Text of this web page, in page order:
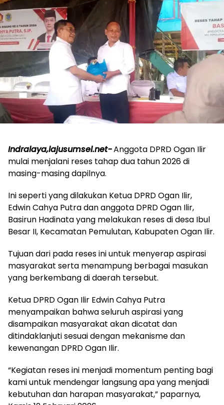
Indralaya,lajusumsel.net-Anggota DPRD Ogan Ilir
mulai menjalani reses tahap dua tahun 2026 di
masing-masing dapilnya.
Ini seperti yang dilakukan Ketua DPRD Ogan Ilir,
Edwin Cahya Putra dan anggota DPRD Ogan Ilir,
Basirun Hadinata yang melakukan reses di desa Ibul
Besar II, Kecamatan Pemulutan, Kabupaten Ogan Ilir.
Tujuan dari pada reses ini untuk menyerap aspirasi
masyarakat serta menampung berbagai masukan
yang berkembang di daerah tersebut.
Ketua DPRD Ogan Ilir Edwin Cahya Putra
menyampaikan bahwa seluruh aspirasi yang
disampaikan masyarakat akan dicatat dan
ditindaklanjuti sesuai dengan mekanisme dan
kewenangan DPRD Ogan Ilir.
“Kegiatan reses ini menjadi momentum penting bagi
kami untuk mendengar langsung apa yang menjadi
kebutuhan dan harapan masyarakat,” paparnya,